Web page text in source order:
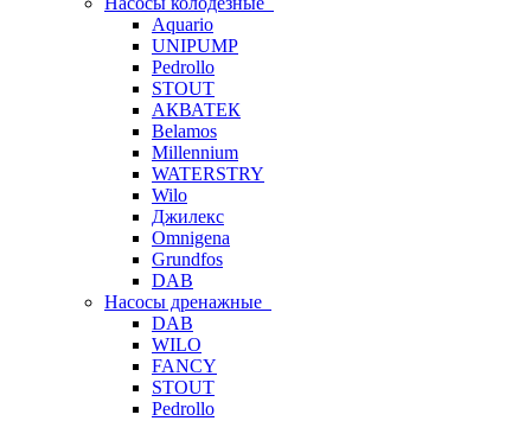
Aquario
UNIPUMP
Pedrollo
STOUT
АКВАТЕК
Belamos
Millennium
WATERSTRY
Wilo
Джилекс
Omnigena
Grundfos
DAB
Насосы дренажные
DAB
WILO
FANCY
STOUT
Pedrollo